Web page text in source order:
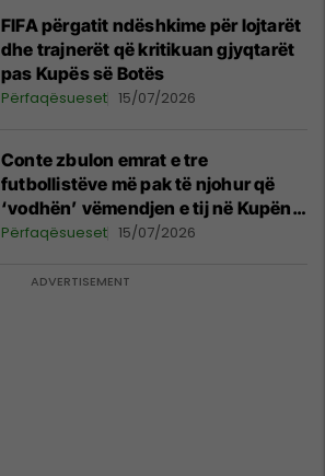
FIFA përgatit ndëshkime për lojtarët
dhe trajnerët që kritikuan gjyqtarët
pas Kupës së Botës
Përfaqësueset 15/07/2026
Conte zbulon emrat e tre
futbollistëve më pak të njohur që
‘vodhën’ vëmendjen e tij në Kupën e
Botës
Përfaqësueset 15/07/2026